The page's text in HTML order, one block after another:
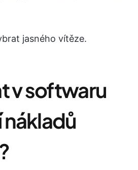
jasného vítěze.
v softwaru
nákladů